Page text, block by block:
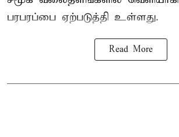
பரபரப்பை ஏற்படுத்தி உள்ளது.
Read More